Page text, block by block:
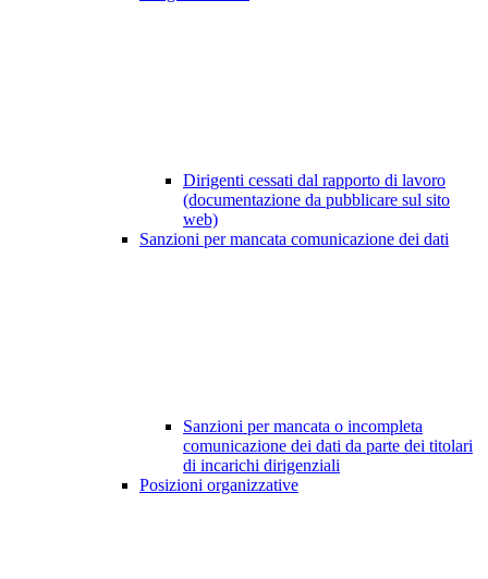
Dirigenti cessati dal rapporto di lavoro
(documentazione da pubblicare sul sito
web)
Sanzioni per mancata comunicazione dei dati
Sanzioni per mancata o incompleta
comunicazione dei dati da parte dei titolari
di incarichi dirigenziali
Posizioni organizzative